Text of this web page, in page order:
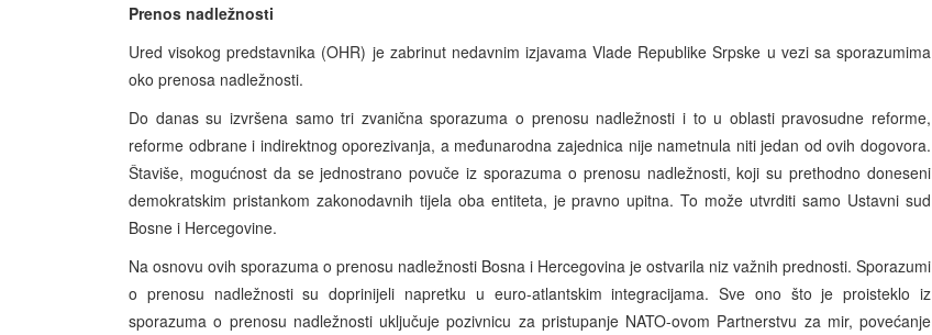
Prenos nadležnosti
Ured visokog predstavnika (OHR) je zabrinut nedavnim izjavama Vlade Republike Srpske u vezi sa sporazumima
oko prenosa nadležnosti.
Do danas su izvršena samo tri zvanična sporazuma o prenosu nadležnosti i to u oblasti pravosudne reforme,
reforme odbrane i indirektnog oporezivanja, a međunarodna zajednica nije nametnula niti jedan od ovih dogovora.
Štaviše, mogućnost da se jednostrano povuče iz sporazuma o prenosu nadležnosti, koji su prethodno doneseni
demokratskim pristankom zakonodavnih tijela oba entiteta, je pravno upitna. To može utvrditi samo Ustavni sud
Bosne i Hercegovine.
Na osnovu ovih sporazuma o prenosu nadležnosti Bosna i Hercegovina je ostvarila niz važnih prednosti. Sporazumi
o prenosu nadležnosti su doprinijeli napretku u euro-atlantskim integracijama. Sve ono što je proisteklo iz
sporazuma o prenosu nadležnosti uključuje pozivnicu za pristupanje NATO-ovom Partnerstvu za mir, povećanje